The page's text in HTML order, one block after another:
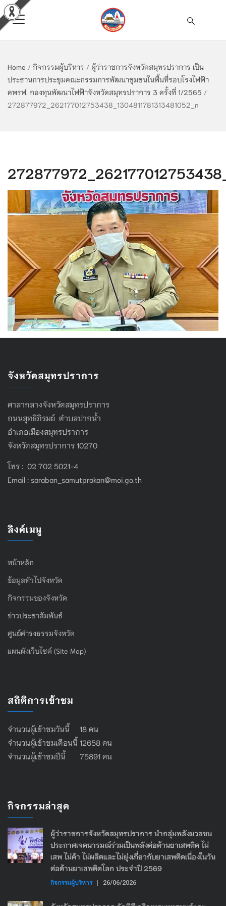
Home / กิจกรรมผู้บริหาร / ผู้ว่าราชการจังหวัดสมุทรปราการ เป็น
ประธานการประชุมคณะกรรมการพัฒนาชุมชนในพื้นที่รอบโรงไฟฟ้า
คพรฟ. กองทุนพัฒนาไฟฟ้าจังหวัดสมุทรปราการ 3 ครั้งที่ 1/2565 /
272877972_262177012753438_1304811781313481052_n
จังหวัดสมุทรปราการ
ศาลากลางจังหวัดสมุทรปราการ
ถนนสุทธิภิรมย์ ตำบลปากน้ำ
อำเภอเมืองสมุทรปราการ
จังหวัดสมุทรปราการ 10270
โทร : 02 702 5021-4
Email : saraban_samutprakan@moi.go.th
ลิงค์เมนู
หน้าหลัก
ข้อมูลทั่วไปจังหวัด
กิจกรรมของจังหวัด
ข่าวประชาสัมพันธ์
ศูนย์ดำรงธรรมจังหวัด
แผนผังเว็บไซต์ (Site Map)
สถิติการเข้าชม
จำนวนผู้เข้าชมวันนี้ 18 คน
จำนวนผู้เข้าชมเดือนนี้ 12658 คน
จำนวนผู้เข้าชมปีนี้ 75891 คน
กิจกรรมล่าสุด
ผู้ว่าราชการจังหวัดสมุทรปราการ นำกลุ่มพลังมวลชน
ประกาศเจตนารมณ์ร่วมเป็นพลังต่อต้านยาเสพติด ไม่
เสพ ไม่ค้า ไม่ผลิตและไม่ยุ่งเกี่ยวกับยาเสพติดเนื่องในวัน
ต่อต้านยาเสพติดโลก ประจำปี 2569
กิจกรรมผู้บริหาร | 26/06/2026